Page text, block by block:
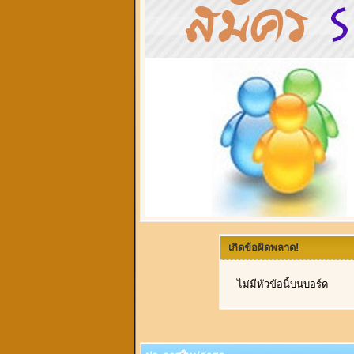
เกิดข้อผิดพลาด!
ไม่มีหัวข้อนี้บนบอร์ด